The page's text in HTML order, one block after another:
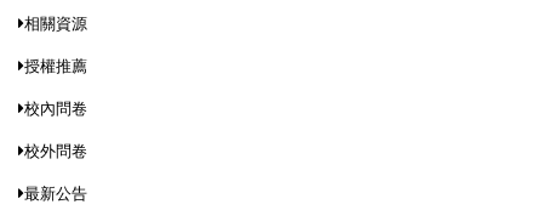
相關資源
授權推薦
校內問卷
校外問卷
最新公告